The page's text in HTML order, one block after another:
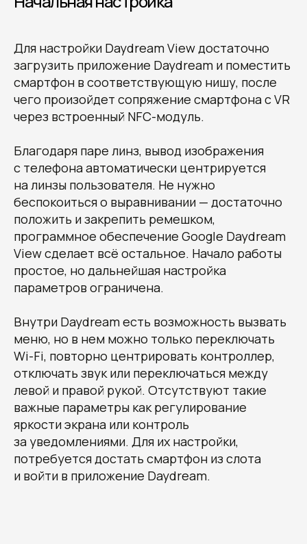
Для настройки Daydream View достаточно
загрузить приложение Daydream и поместить
смартфон в соответствующую нишу, после
чего произойдет сопряжение смартфона с VR
через встроенный NFC-модуль.
Благодаря паре линз, вывод изображения
с телефона автоматически центрируется
на линзы пользователя. Не нужно
беспокоиться о выравнивании — достаточно
положить и закрепить ремешком,
программное обеспечение Google Daydream
View сделает всё остальное. Начало работы
простое, но дальнейшая настройка
параметров ограничена.
Внутри Daydream есть возможность вызвать
меню, но в нем можно только переключать
Wi-Fi, повторно центрировать контроллер,
отключать звук или переключаться между
левой и правой рукой. Отсутствуют такие
важные параметры как регулирование
яркости экрана или контроль
за уведомлениями. Для их настройки,
потребуется достать смартфон из слота
и войти в приложение Daydream.